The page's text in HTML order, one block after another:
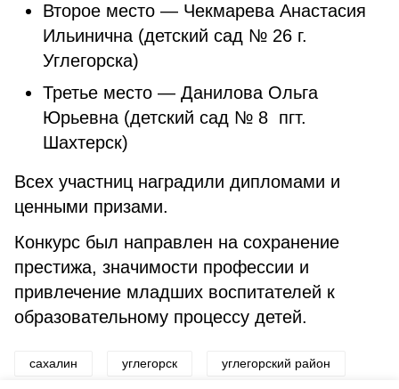
Второе место — Чекмарева Анастасия
Ильинична (детский сад № 26 г.
Углегорска)
Третье место — Данилова Ольга
Юрьевна (детский сад № 8 пгт.
Шахтерск)
Всех участниц наградили дипломами и
ценными призами.
Конкурс был направлен на сохранение
престижа, значимости профессии и
привлечение младших воспитателей к
образовательному процессу детей.
сахалин углегорск углегорский район